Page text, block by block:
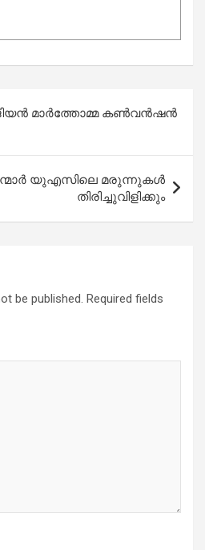
മാർത്തോമ്മ കൺവൻഷൻ
യുഎസിലെ മരുന്നുകൾ
തിരിച്ചുവിളിക്കും
be published. Required fields